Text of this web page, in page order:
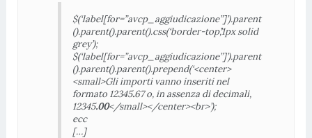
$(‘label[for=”avcp_aggiudicazione”]’).parent
().parent().parent().css(‘border-top’,’1px solid
grey’);
$(‘label[for=”avcp_aggiudicazione”]’).parent
().parent().parent().prepend(‘<center>
<small>Gli importi vanno inseriti nel
formato 12345.67 o, in assenza di decimali,
12345.00</small></center><br>’);
ecc
[…]